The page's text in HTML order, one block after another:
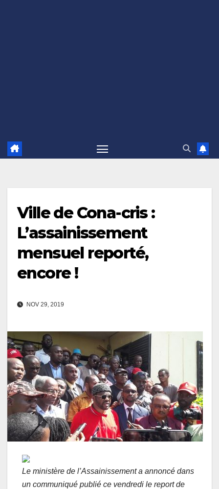
Ville de Cona-cris :
L’assainissement
mensuel reporté,
encore !
NOV 29, 2019
Le ministère de l’Assainissement a annoncé dans
un communiqué publié ce vendredi le report de